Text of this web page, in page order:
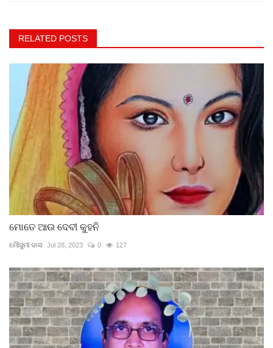
RELATED POSTS
ମୋତେ ଆଉ ଦେବୀ କୁହନି
ମୌସୁମୀ ଦାସ Jul 28, 2023 0 127